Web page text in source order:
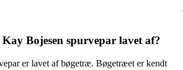
Bojesen spurvepar lavet af?
er lavet af bøgetræ. Bøgetræet er kendt